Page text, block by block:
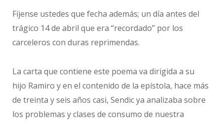
Fíjense ustedes que fecha además; un día antes del
trágico 14 de abril que era “recordado” por los
carceleros con duras reprimendas.
La carta que contiene este poema va dirigida a su
hijo Ramiro y en el contenido de la epístola, hace más
de treinta y seis años casi, Sendic ya analizaba sobre
los problemas y clases de consumo de nuestra